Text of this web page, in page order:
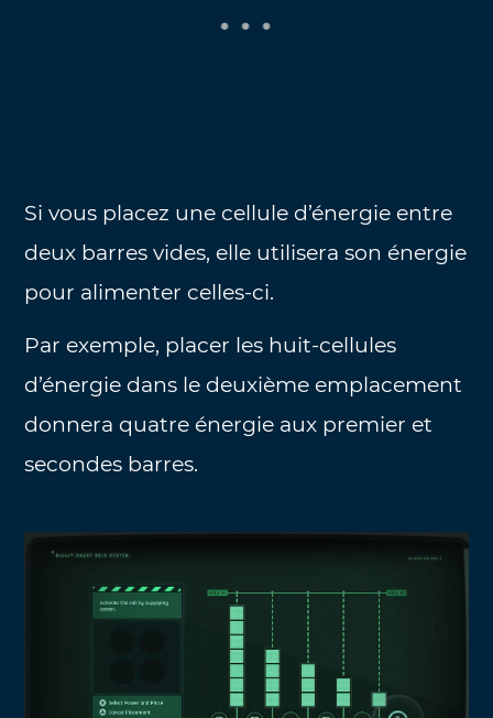
Si vous placez une cellule d’énergie entre
deux barres vides, elle utilisera son énergie
pour alimenter celles-ci.
Par exemple, placer les huit-cellules
d’énergie dans le deuxième emplacement
donnera quatre énergie aux premier et
secondes barres.